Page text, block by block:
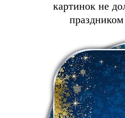
картинок не